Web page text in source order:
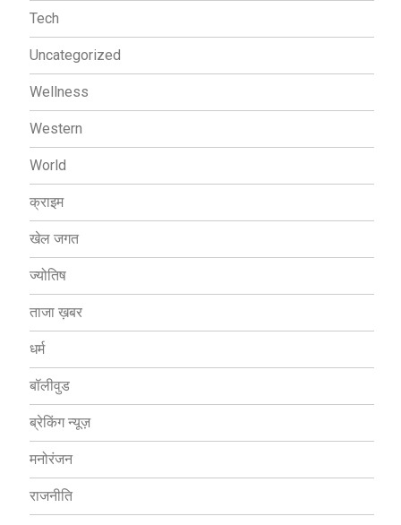
Tech
Uncategorized
Wellness
Western
World
क्राइम
खेल जगत
ज्योतिष
ताजा ख़बर
धर्म
बॉलीवुड
ब्रेकिंग न्यूज़
मनोरंजन
राजनीति